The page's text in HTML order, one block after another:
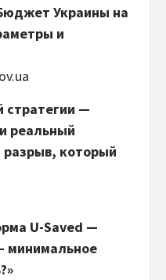
Украины на
и
стратегии —
реальный
который
U-Saved —
минимальное